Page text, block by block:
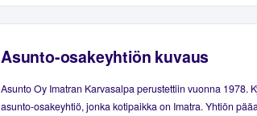
Asunto-osakeyhtiön kuvaus
Asunto Oy Imatran Karvasalpa perustettiin vuonna 1978.
asunto-osakeyhtiö, jonka kotipaikka on Imatra. Yhtiön